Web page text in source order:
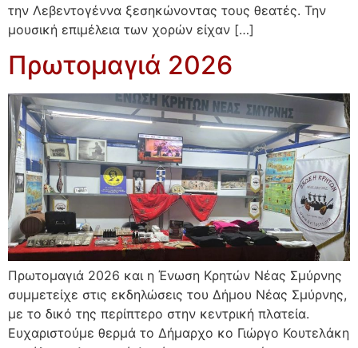
την Λεβεντογέννα ξεσηκώνοντας τους θεατές. Την
μουσική επιμέλεια των χορών είχαν […]
Πρωτομαγιά 2026
Πρωτομαγιά 2026 και η Ένωση Κρητών Νέας Σμύρνης
συμμετείχε στις εκδηλώσεις του Δήμου Νέας Σμύρνης,
με το δικό της περίπτερο στην κεντρική πλατεία.
Ευχαριστούμε θερμά το Δήμαρχο κο Γιώργο Κουτελάκη